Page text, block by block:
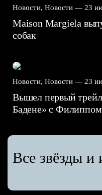
Новости, Новости — 23
Maison Margiela
собак
Новости, Новости — 23
Вышел первый
Бадене» с
Все звёзды